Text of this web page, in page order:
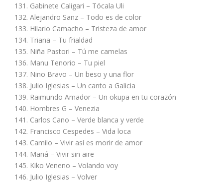
131. Gabinete Caligari – Tócala Uli
132. Alejandro Sanz – Todo es de color
133. Hilario Camacho – Tristeza de amor
134. Triana – Tu frialdad
135. Niña Pastori – Tú me camelas
136. Manu Tenorio – Tu piel
137. Nino Bravo – Un beso y una flor
138. Julio Iglesias – Un canto a Galicia
139. Raimundo Amador – Un okupa en tu corazón
140. Hombres G – Venezia
141. Carlos Cano – Verde blanca y verde
142. Francisco Cespedes – Vida loca
143. Camilo – Vivir así es morir de amor
144. Maná – Vivir sin aire
145. Kiko Veneno – Volando voy
146. Julio Iglesias – Volver